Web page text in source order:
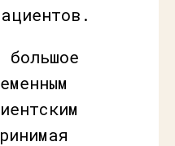
большое